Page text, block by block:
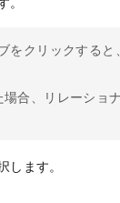
をクリックすると、
合、リレーショ
ます。